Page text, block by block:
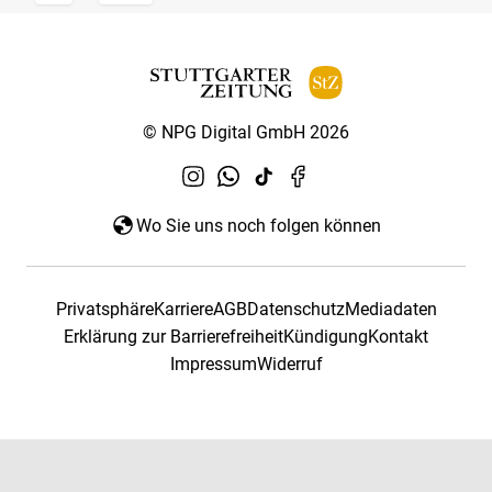
© NPG Digital GmbH 2026
Wo Sie uns noch folgen können
PrivatsphäreKarriereAGBDatenschutzMediadaten
Erklärung zur BarrierefreiheitKündigungKontakt
ImpressumWiderruf